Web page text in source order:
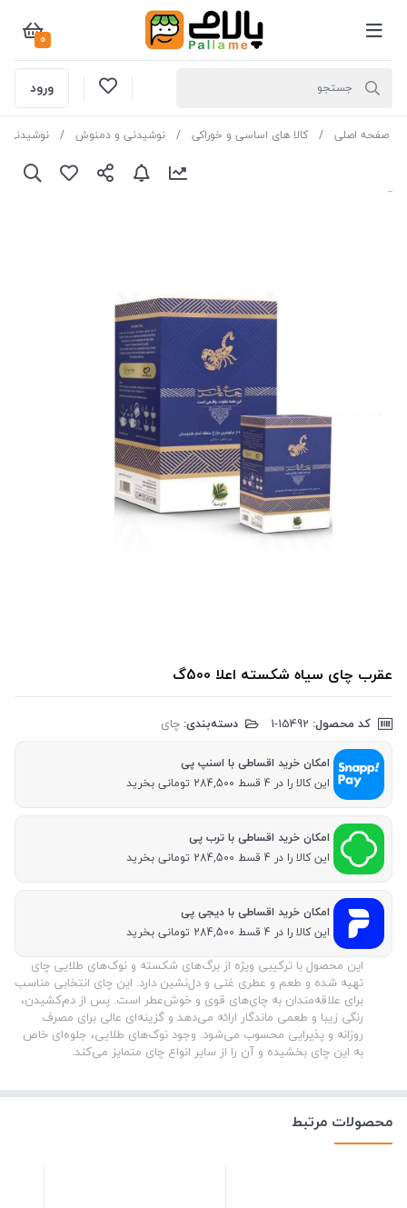
0
ورود
صفحه اصلی کالا های اساسی و خوراکی نوشیدنی و دمنوش نوشیدنی
عقرب چای سیاه شکسته اعلا 500گ
کد محصول: دسته‌بندی: چای
امکان خرید اقساطی با اسنپ پی
این کالا را در 4 قسط 284,500 تومانی بخرید
امکان خرید اقساطی با ترب پی
این کالا را در 4 قسط 284,500 تومانی بخرید
امکان خرید اقساطی با دیجی پی
این کالا را در 4 قسط 284,500 تومانی بخرید
این محصول با ترکیبی ویژه از برگ‌های شکسته و نوک‌های طلایی چای
تهیه شده و طعم و عطری غنی و دل‌نشین دارد. این چای انتخابی مناسب
برای علاقه‌مندان به چای‌های قوی و خوش‌عطر است. پس از دم‌کشیدن،
رنگی زیبا و طعمی ماندگار ارائه می‌دهد و گزینه‌ای عالی برای مصرف
روزانه و پذیرایی محسوب می‌شود. وجود نوک‌های طلایی، جلوه‌ای خاص
به این چای بخشیده و آن را از سایر انواع چای متمایز می‌کند.
محصولات مرتبط